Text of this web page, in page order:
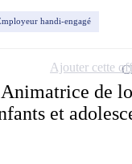
handi-engagé
de
et
Ajouter cette